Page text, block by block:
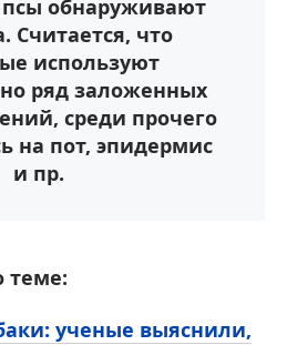
обнаруживают
Считается, что
используют
ряд заложенных
среди прочего
на пот, эпидермис
и пр.
теме:
ученые выяснили,